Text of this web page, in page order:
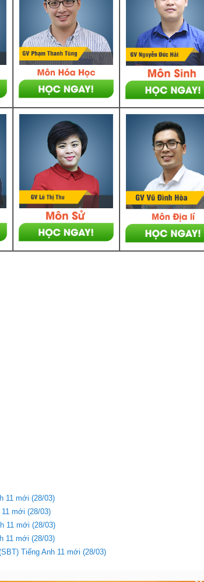
11 mới (28/03)
mới (28/03)
11 mới (28/03)
11 mới (28/03)
Tiếng Anh 11 mới (28/03)